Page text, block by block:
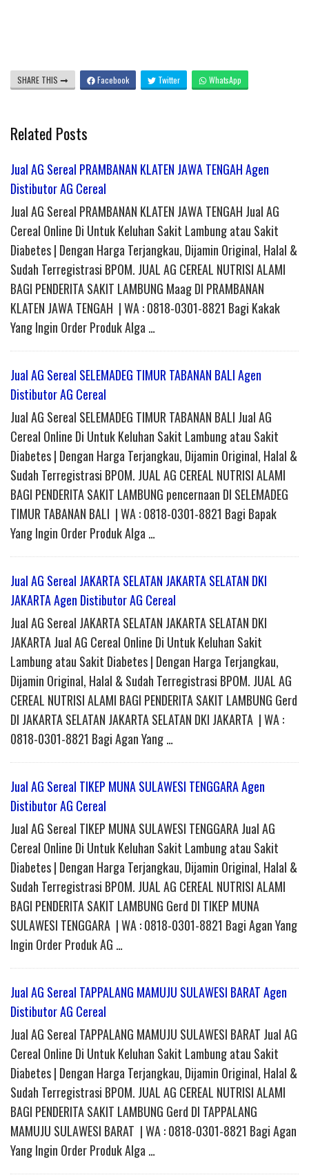
SHARE THIS Facebook Twitter WhatsApp
Related Posts
Jual AG Sereal PRAMBANAN KLATEN JAWA TENGAH Agen
Distibutor AG Cereal
Jual AG Sereal PRAMBANAN KLATEN JAWA TENGAH Jual AG
Cereal Online Di Untuk Keluhan Sakit Lambung atau Sakit
Diabetes | Dengan Harga Terjangkau, Dijamin Original, Halal &
Sudah Terregistrasi BPOM. JUAL AG CEREAL NUTRISI ALAMI
BAGI PENDERITA SAKIT LAMBUNG Maag DI PRAMBANAN
KLATEN JAWA TENGAH | WA : 0818-0301-8821 Bagi Kakak
Yang Ingin Order Produk Alga …
Jual AG Sereal SELEMADEG TIMUR TABANAN BALI Agen
Distibutor AG Cereal
Jual AG Sereal SELEMADEG TIMUR TABANAN BALI Jual AG
Cereal Online Di Untuk Keluhan Sakit Lambung atau Sakit
Diabetes | Dengan Harga Terjangkau, Dijamin Original, Halal &
Sudah Terregistrasi BPOM. JUAL AG CEREAL NUTRISI ALAMI
BAGI PENDERITA SAKIT LAMBUNG pencernaan DI SELEMADEG
TIMUR TABANAN BALI | WA : 0818-0301-8821 Bagi Bapak
Yang Ingin Order Produk Alga …
Jual AG Sereal JAKARTA SELATAN JAKARTA SELATAN DKI
JAKARTA Agen Distibutor AG Cereal
Jual AG Sereal JAKARTA SELATAN JAKARTA SELATAN DKI
JAKARTA Jual AG Cereal Online Di Untuk Keluhan Sakit
Lambung atau Sakit Diabetes | Dengan Harga Terjangkau,
Dijamin Original, Halal & Sudah Terregistrasi BPOM. JUAL AG
CEREAL NUTRISI ALAMI BAGI PENDERITA SAKIT LAMBUNG Gerd
DI JAKARTA SELATAN JAKARTA SELATAN DKI JAKARTA | WA :
0818-0301-8821 Bagi Agan Yang …
Jual AG Sereal TIKEP MUNA SULAWESI TENGGARA Agen
Distibutor AG Cereal
Jual AG Sereal TIKEP MUNA SULAWESI TENGGARA Jual AG
Cereal Online Di Untuk Keluhan Sakit Lambung atau Sakit
Diabetes | Dengan Harga Terjangkau, Dijamin Original, Halal &
Sudah Terregistrasi BPOM. JUAL AG CEREAL NUTRISI ALAMI
BAGI PENDERITA SAKIT LAMBUNG Gerd DI TIKEP MUNA
SULAWESI TENGGARA | WA : 0818-0301-8821 Bagi Agan Yang
Ingin Order Produk AG …
Jual AG Sereal TAPPALANG MAMUJU SULAWESI BARAT Agen
Distibutor AG Cereal
Jual AG Sereal TAPPALANG MAMUJU SULAWESI BARAT Jual AG
Cereal Online Di Untuk Keluhan Sakit Lambung atau Sakit
Diabetes | Dengan Harga Terjangkau, Dijamin Original, Halal &
Sudah Terregistrasi BPOM. JUAL AG CEREAL NUTRISI ALAMI
BAGI PENDERITA SAKIT LAMBUNG Gerd DI TAPPALANG
MAMUJU SULAWESI BARAT | WA : 0818-0301-8821 Bagi Agan
Yang Ingin Order Produk Alga …